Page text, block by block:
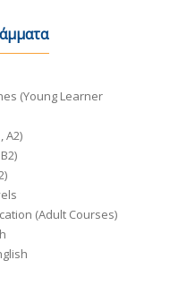
(Young Learner
A2)
(Adult Courses)